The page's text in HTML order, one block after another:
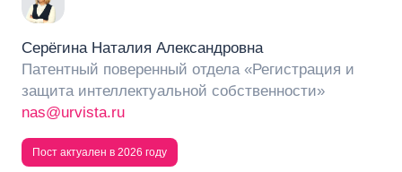
Серёгина Наталия Александровна
Патентный поверенный отдела «Регистрация и
защита интеллектуальной собственности»
nas@urvista.ru
Пост актуален в 2026 году